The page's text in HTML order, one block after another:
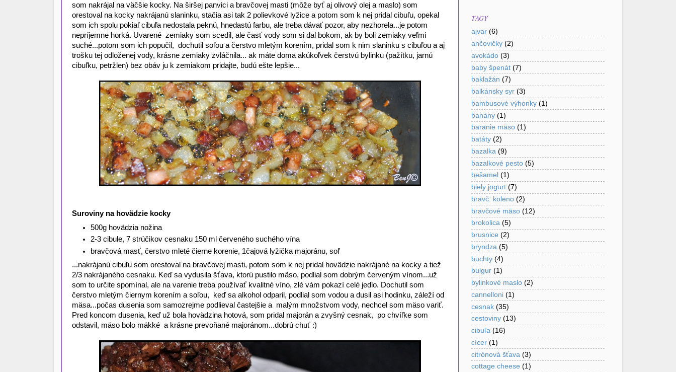
som nakrájal na väčšie kocky. Na širšej panvici a bravčovej masti (môže byť aj olivový olej a maslo) som
orestoval na kocky nakrájanú slaninku, stačia asi tak 2 polievkové lyžice a potom som k nej pridal cibuľu, opekal
som ich spolu pokiaľ cibuľa nedostala peknú, hnedastú farbu, ale treba dávať pozor, aby nezhorela...je potom
nepríjemne horká. Uvarené zemiaky som scedil, ale časť vody som si dal bokom, ak by boli zemiaky veľmi
suché...potom som ich popučil, dochutil soľou a čerstvo mletým korením, pridal som k nim slaninku s cibuľou a aj
trošku tej odloženej vody, krásne zemiaky zvláčnila... ak máte doma akúkoľvek čerstvú bylinku (pažítku, jarnú
cibuľku, petržlen) bez obáv ju k zemiakom pridajte, budú ešte lepšie...
Suroviny na hovädzie kocky
500g hovädzia nožina
2-3 cibule, 7 strúčikov cesnaku 150 ml červeného suchého vína
bravčová masť, čerstvo mleté čierne korenie, 1čajová lyžička majoránu, soľ
...nakrájanú cibuľu som orestoval na bravčovej masti, potom som k nej pridal hovädzie nakrájané na kocky a tiež
2/3 nakrájaného cesnaku. Keď sa vydusila šťava, ktorú pustilo mäso, podlial som dobrým červeným vínom...už
som to určite spomínal, ale na varenie treba používať kvalitné víno, zlé vám pokazí celé jedlo. Dochutil som
čerstvo mletým čiernym korením a soľou, keď sa alkohol odparil, podlial som vodou a dusil asi hodinku, záleží od
mäsa...počas dusenia som samozrejme podlieval častejšie a malým množstvom vody, nechcel som mäso variť.
Pred koncom dusenia, keď už bola hovädzina hotová, som pridal majorán a zvyšný cesnak, po chvíľke som
odstavil, mäso bolo mäkké a krásne prevoňané majoránom...dobrú chuť :)
TAGY
ajvar (6)
ančovičky (2)
avokádo (3)
baby špenát (7)
baklažán (7)
balkánsky syr (3)
bambusové výhonky (1)
banány (1)
baranie mäso (1)
batáty (2)
bazalka (9)
bazalkové pesto (5)
bešamel (1)
biely jogurt (7)
bravč. koleno (2)
bravčové mäso (12)
brokolica (5)
brusnice (2)
bryndza (5)
buchty (4)
bulgur (1)
bylinkové maslo (2)
cannelloni (1)
cesnak (35)
cestoviny (13)
cibuľa (16)
cícer (1)
citrónová šťava (3)
cottage cheese (1)